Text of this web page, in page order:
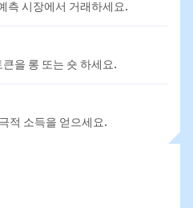
측 시장에서 거래하세요.
을 롱 또는 숏 하세요.
적 소득을 얻으세요.